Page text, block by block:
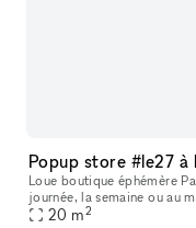
Popup store #le27 à
Loue boutique éphémère
journée, la semaine ou au mois. Surface de vente : 20m2
19m2 avec point d’eau,
20 m2